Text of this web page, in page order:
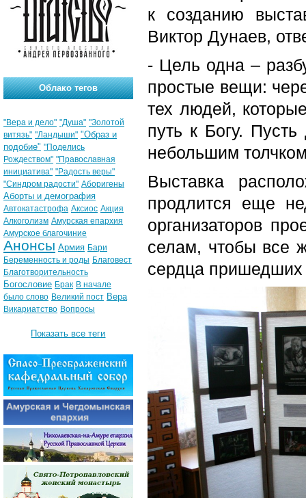
к созданию
Виктор Дунаев,
- Цель одна –
простые вещи:
тех людей,
путь к Богу.
небольшим
Выставка
продлится еще
организаторов
селам, чтобы все
сердца
Облако тегов
"Вера и дело" "Душа" "Золотой
витязь" "Ландыши" "Образ и
подобие" "Поделись
Рождеством" "Православная
инициатива" "Радость веры"
"Синдром радости" Аборигены
Аборты и демография
Автокатастрофа Аксиос Акция
Алкоголизм Амурская епархия
Амурское благочиние
Анонсы Армия Бари
Беременность и роды Благовест
Благотворительность
Богословие Брак В начале
было слово Великий пост Вера
Викариатство Вопросы
Показать все теги